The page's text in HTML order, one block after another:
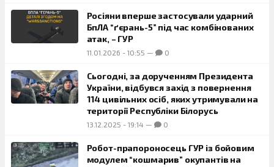
Росіяни вперше застосували ударний
БпЛА “ґєрань-5” під час комбінованих
атак, – ГУР
11.01.2026 - 10:55 — 0
Сьогодні, за дорученням Президента
України, відбувся захід з повернення
114 цивільних осіб, яких утримували на
території Республіки Білорусь
13.12.2025 - 19:14 — 0
Робот-прапороносець ГУР із бойовим
модулем “кошмарив” окупантів на